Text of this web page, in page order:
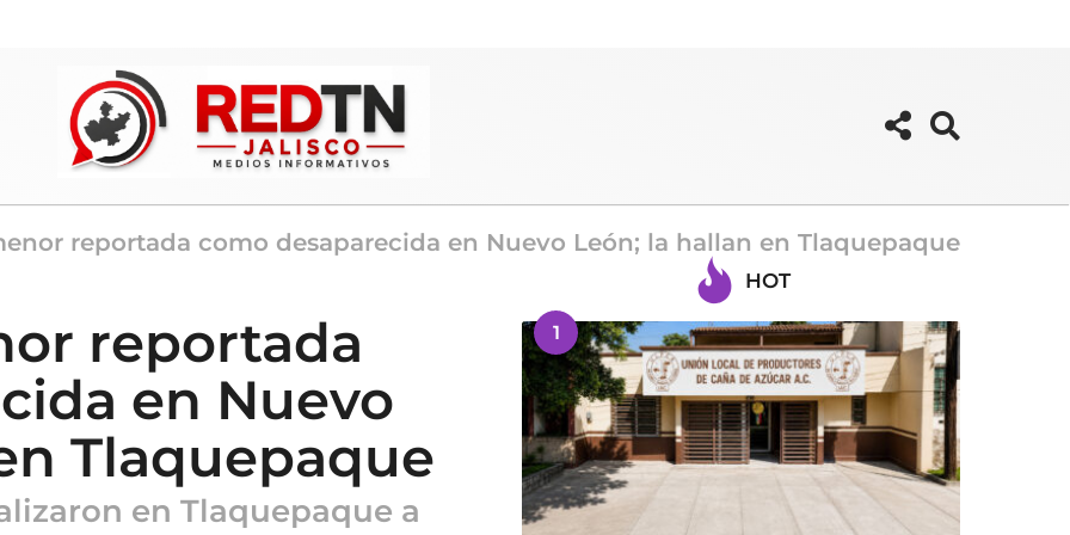
reportada como desaparecida en Nuevo León; la hallan en Tlaquepaque
reportada
en Nuevo
Tlaquepaque
en Tlaquepaque a
HOT
1